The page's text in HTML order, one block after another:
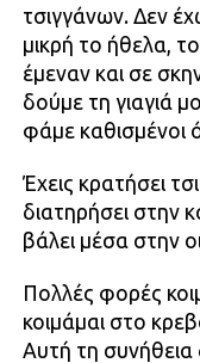
τσιγγάνων. Δεν
μικρή το ήθελα,
έμεναν και σε
δούμε τη γιαγιά
φάμε καθισμένοι
Έχεις κρατήσει
διατηρήσει στην
βάλει μέσα στην
Πολλές φορές
κοιμάμαι στο
Αυτή τη συνήθεια